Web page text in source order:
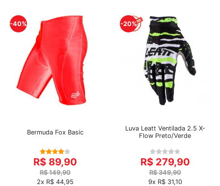
-40%
Bermuda Fox Basic
R$ 89,90
R$ 149,90
2x R$ 44,95
-20%
Luva Leatt Ventilada 2.5 X-
Flow Preto/Verde
R$ 279,90
R$ 349,90
9x R$ 31,10